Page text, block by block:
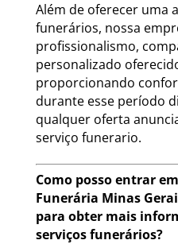
Além de oferecer uma
funerários, nossa
profissionalismo,
personalizado
proporcionando
durante esse período
qualquer oferta
serviço funerario.
Como posso entrar
Funerária Minas
para obter mais
serviços funerários?